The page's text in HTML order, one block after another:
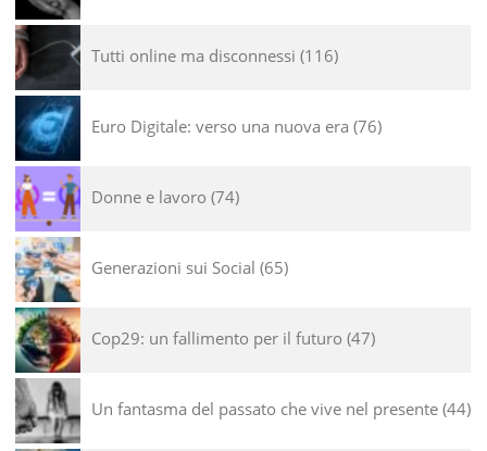
Tutti online ma disconnessi 116
Euro Digitale: verso una nuova era 76
Donne e lavoro 74
Generazioni sui Social 65
Cop29: un fallimento per il futuro 47
Un fantasma del passato che vive nel presente 44